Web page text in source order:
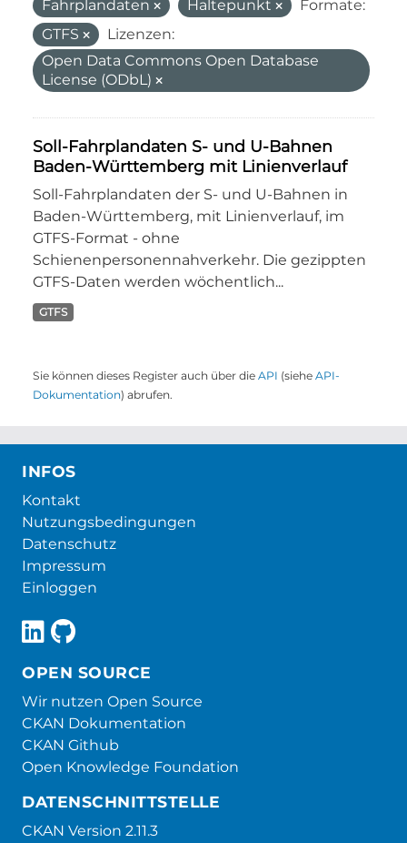
Fahrplandaten
Haltepunkt
Formate:
GTFS
Lizenzen:
Open Data Commons Open Database
License (ODbL)
Soll-Fahrplandaten S- und U-Bahnen
Baden-Württemberg mit Linienverlauf
Soll-Fahrplandaten der S- und U-Bahnen in
Baden-Württemberg, mit Linienverlauf, im
GTFS-Format - ohne
Schienenpersonennahverkehr. Die gezippten
GTFS-Daten werden wöchentlich...
GTFS
Sie können dieses Register auch über die API (siehe API-
Dokumentation) abrufen.
INFOS
Kontakt
Nutzungsbedingungen
Datenschutz
Impressum
Einloggen
OPEN SOURCE
Wir nutzen Open Source
CKAN Dokumentation
CKAN Github
Open Knowledge Foundation
DATENSCHNITTSTELLE
CKAN Version 2.11.3